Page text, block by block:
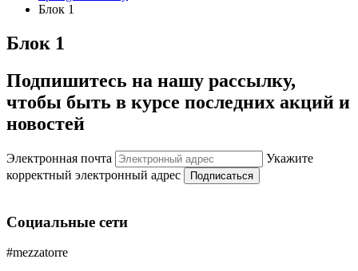
Блок 1
Блок 1
Подпишитесь на нашу рассылку,
чтобы быть в курсе последних акций и
новостей
Электронная почта
Укажите
корректный электронный адрес
Подписаться
Социальные сети
#mezzatorre